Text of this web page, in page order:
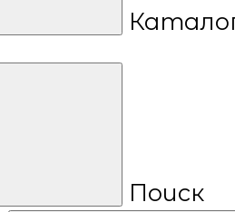
Поиск